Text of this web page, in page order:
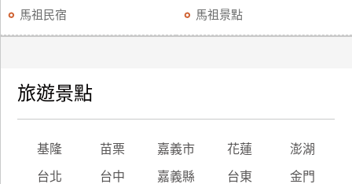
馬祖民宿 馬祖景點
旅遊景點
基隆 苗栗 嘉義市 花蓮 澎湖
台北 台中 嘉義縣 台東 金門